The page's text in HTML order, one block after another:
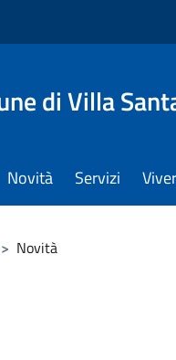
di Villa
Novità Servizi
> Novità